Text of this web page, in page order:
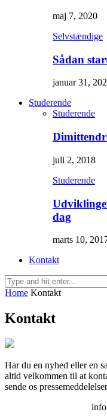
maj 7, 2020
Selvstændige
Sådan
januar 31,
Studerende
Studerende
juli 2, 2018
Studerende
dag
marts 10,
Kontakt
Home Kontakt
Kontakt
Har du en nyhed eller en
altid velkommen til at
sende os